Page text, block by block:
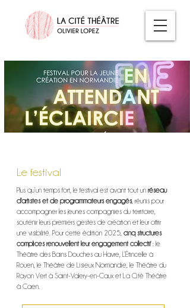
Le festival
Plus qu’un temps fort, le festival est avant tout un réseau
d'artistes et de programmateurs engagés, réunis pour
accompagner les jeunes compagnies du territoire,
soutenir leurs premiers gestes de création et leur offrir
une visibilité. Pour cette édition 2025, cinq structures
complices renouvellent leur engagement collectif: le
Théâtre des Bains Douches au Havre, L’Étincelle à
Rouen, le Théâtre de Lisieux Normandie, le Théâtre du
Rayon Vert à Saint-Valery-en-Caux et La Cité Théâtre
à Caen.